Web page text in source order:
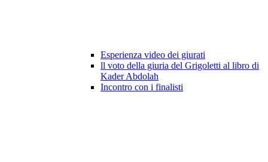
Esperienza video dei giurati
ll voto della giuria del Grigoletti al libro di
Kader Abdolah
Incontro con i finalisti